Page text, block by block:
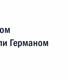
Германом